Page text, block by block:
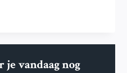
je vandaag nog